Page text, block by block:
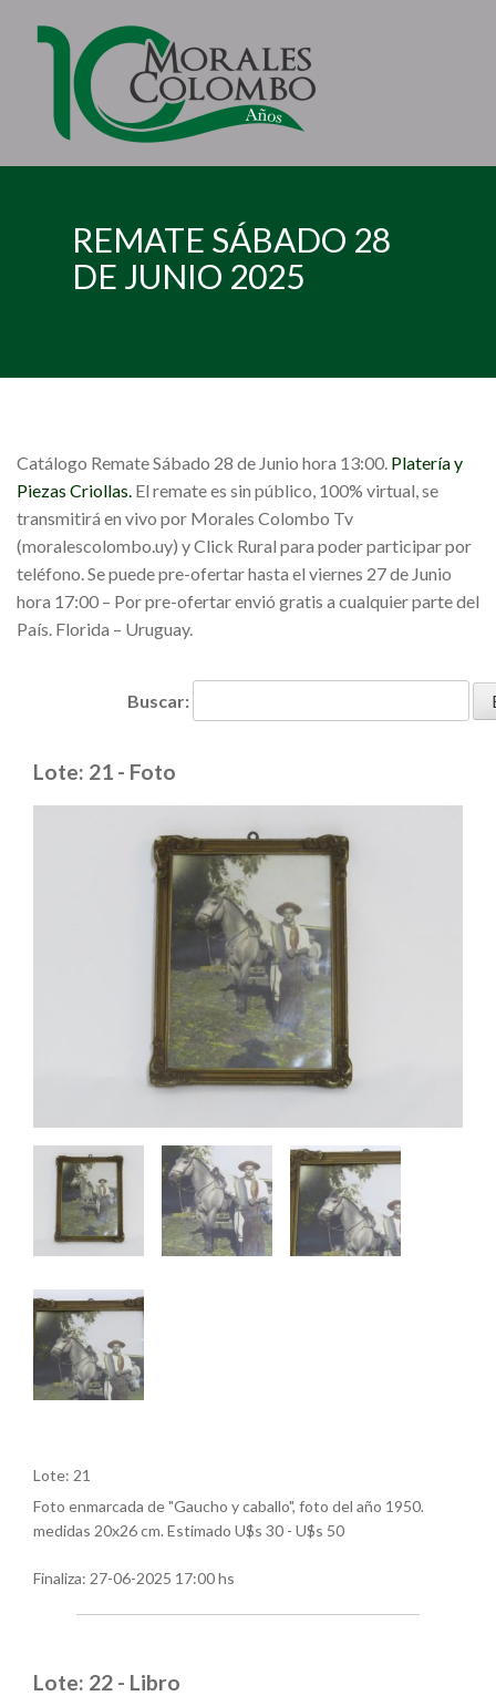
REMATE SÁBADO 28
DE JUNIO 2025
Catálogo Remate Sábado 28 de Junio hora 13:00. Platería y
Piezas Criollas. El remate es sin público, 100% virtual, se
transmitirá en vivo por Morales Colombo Tv
(moralescolombo.uy) y Click Rural para poder participar por
teléfono. Se puede pre-ofertar hasta el viernes 27 de Junio
hora 17:00 – Por pre-ofertar envió gratis a cualquier parte del
País. Florida – Uruguay.
Buscar:
Lote: 21 - Foto
Lote: 21
Foto enmarcada de "Gaucho y caballo", foto del año 1950.
medidas 20x26 cm. Estimado U$s 30 - U$s 50
Finaliza: 27-06-2025 17:00 hs
Lote: 22 - Libro